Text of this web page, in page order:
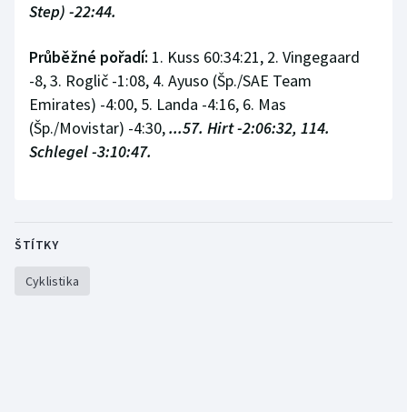
Step) -22:44.
Průběžné pořadí: 1. Kuss 60:34:21, 2. Vingegaard
-8, 3. Roglič -1:08, 4. Ayuso (Šp./SAE Team
Emirates) -4:00, 5. Landa -4:16, 6. Mas
(Šp./Movistar) -4:30,...57. Hirt -2:06:32, 114.
Schlegel -3:10:47.
ŠTÍTKY
Cyklistika